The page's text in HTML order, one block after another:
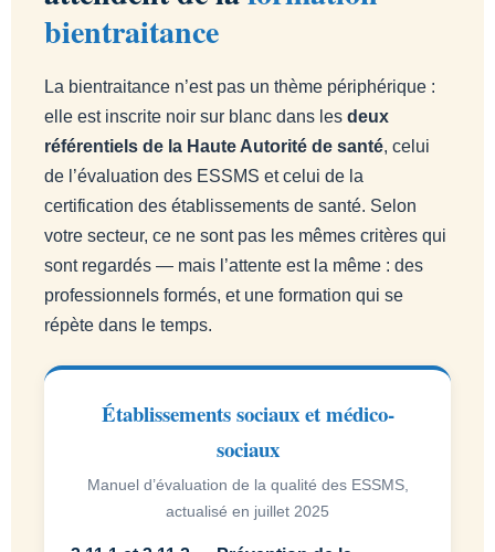
bientraitance
La bientraitance n’est pas un thème périphérique :
elle est inscrite noir sur blanc dans les deux
référentiels de la Haute Autorité de santé, celui
de l’évaluation des ESSMS et celui de la
certification des établissements de santé. Selon
votre secteur, ce ne sont pas les mêmes critères qui
sont regardés — mais l’attente est la même : des
professionnels formés, et une formation qui se
répète dans le temps.
Établissements sociaux et médico-
sociaux
Manuel d’évaluation de la qualité des ESSMS,
actualisé en juillet 2025